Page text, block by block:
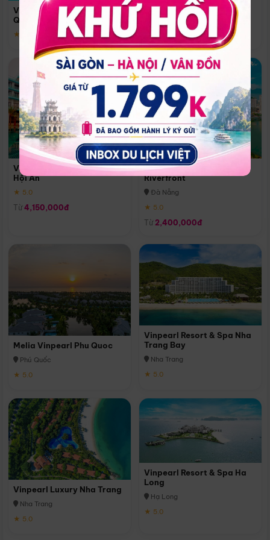
Vinpearl Resort & Spa Phu
Quoc
★ 5.0
Quoc
Phú Quốc
★ 5.0
Vinpearl Resort & Golf Nam
Hội An
★ 5.0
Từ 4,150,000đ
Melia Vinpearl Danang
Riverfront
Đà Nẵng
★ 5.0
Từ 2,400,000đ
Melia Vinpearl Phu Quoc
Phú Quốc
★ 5.0
Vinpearl Resort & Spa Nha
Trang Bay
Nha Trang
★ 5.0
Vinpearl Luxury Nha Trang
Nha Trang
★ 5.0
Vinpearl Resort & Spa Ha
Long
Hạ Long
★ 5.0